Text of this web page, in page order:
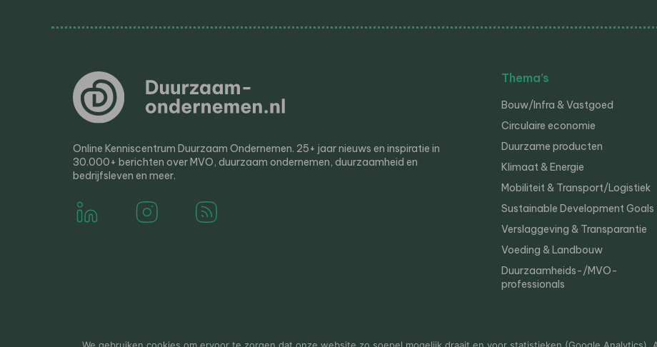
Online Kenniscentrum Duurzaam Ondernemen. 25+ jaar nieuws en inspiratie in
30.000+ berichten over MVO, duurzaam ondernemen, duurzaamheid en
bedrijfsleven en meer.
Thema’s
Bouw/Infra & Vastgoed
Circulaire economie
Duurzame producten
Klimaat & Energie
Mobiliteit & Transport/Logistiek
Sustainable Development Goals
Verslaggeving & Transparantie
Voeding & Landbouw
Duurzaamheids-/MVO-
professionals
© 2000-2026 Van der Molen EIS Colofon Disclaimer Privacy